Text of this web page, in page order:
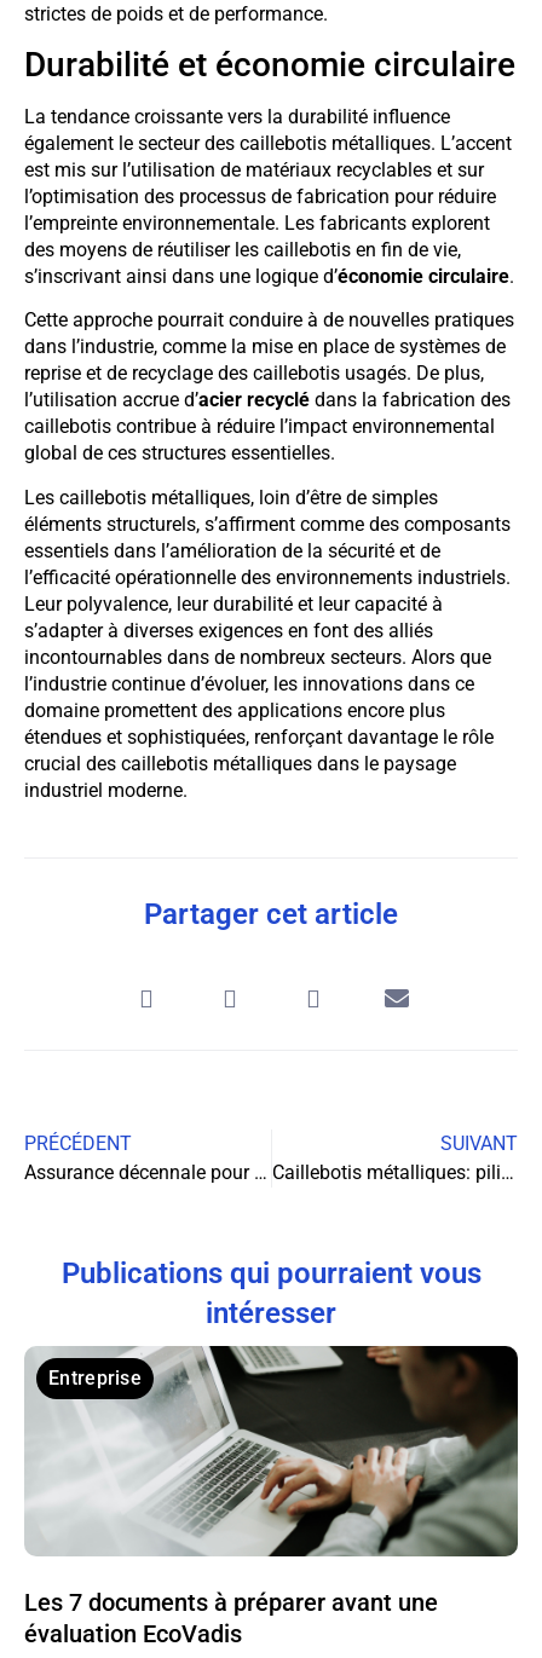
strictes de poids et de performance.
Durabilité et économie circulaire
La tendance croissante vers la durabilité influence
également le secteur des caillebotis métalliques. L’accent
est mis sur l’utilisation de matériaux recyclables et sur
l’optimisation des processus de fabrication pour réduire
l’empreinte environnementale. Les fabricants explorent
des moyens de réutiliser les caillebotis en fin de vie,
s’inscrivant ainsi dans une logique d’économie circulaire.
Cette approche pourrait conduire à de nouvelles pratiques
dans l’industrie, comme la mise en place de systèmes de
reprise et de recyclage des caillebotis usagés. De plus,
l’utilisation accrue d’acier recyclé dans la fabrication des
caillebotis contribue à réduire l’impact environnemental
global de ces structures essentielles.
Les caillebotis métalliques, loin d’être de simples
éléments structurels, s’affirment comme des composants
essentiels dans l’amélioration de la sécurité et de
l’efficacité opérationnelle des environnements industriels.
Leur polyvalence, leur durabilité et leur capacité à
s’adapter à diverses exigences en font des alliés
incontournables dans de nombreux secteurs. Alors que
l’industrie continue d’évoluer, les innovations dans ce
domaine promettent des applications encore plus
étendues et sophistiquées, renforçant davantage le rôle
crucial des caillebotis métalliques dans le paysage
industriel moderne.
Partager cet article
PRÉCÉDENT
Assurance décennale pour micro-entreprise : comment éviter les pièges des contrats low cost ?
SUIVANT
Caillebotis métalliques: piliers invisibles de la sécurité industrielle
Publications qui pourraient vous
intéresser
Entreprise
Les 7 documents à préparer avant une
évaluation EcoVadis